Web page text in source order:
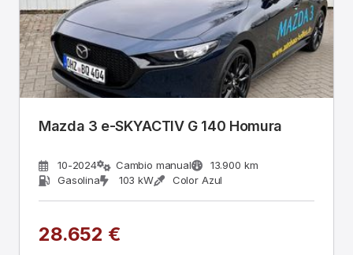
Mazda 3 e-SKYACTIV G 140 Homura
10-2024 Cambio manual
13.900 km
Gasolina
103 kW Color Azul
28.652 €